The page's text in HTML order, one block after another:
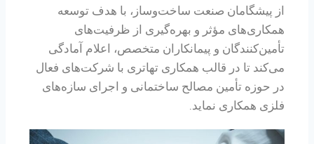
از پیشگامان صنعت ساخت‌وساز، با هدف توسعه
همکاری‌های مؤثر و بهره‌گیری از ظرفیت‌های
تأمین‌کنندگان و پیمانکاران متخصص، اعلام آمادگی
می‌کند تا در قالب همکاری تهاتری با شرکت‌های فعال
در حوزه تأمین مصالح ساختمانی و اجرای سازه‌های
فلزی همکاری نماید.